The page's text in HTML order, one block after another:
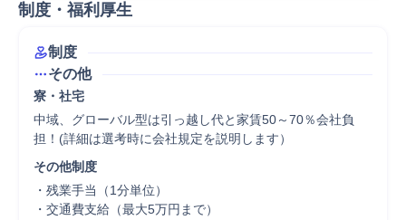
制度・福利厚生
制度
その他
寮・社宅
中域、グローバル型は引っ越し代と家賃50～70％会社負
担！(詳細は選考時に会社規定を説明します）
その他制度
・残業手当（1分単位）
・交通費支給（最大5万円まで）